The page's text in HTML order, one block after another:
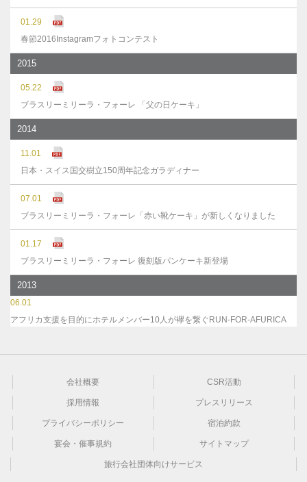
01.29
春節2016Instagramフォトコンテスト
2015
05.22
ブラスリーミリーラ・フォーレ 「父の日ケーキ」
2014
11.01
日本・スイス国交樹立150周年記念ガラディナー
07.01
ブラスリーミリーラ・フォーレ「赤い靴ケーキ」が新しくなりました
01.17
ブラスリーミリーラ・フォーレ 復刻版パンケーキ新登場
2013
06.01
アフリカ支援を目的にホテルメンバー10人が襷を繋ぐRUN-FOR-AFURICA
会社概要 CSR活動
採用情報 プレスリリース
プライバシーポリシー 宿泊約款
宴会・催事規約 サイトマップ
旅行会社団体向けサービス